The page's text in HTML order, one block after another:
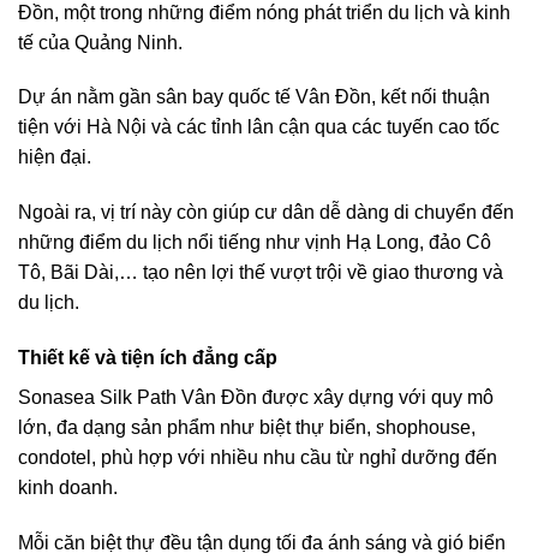
Đồn, một trong những điểm nóng phát triển du lịch và kinh
tế của Quảng Ninh.
Dự án nằm gần sân bay quốc tế Vân Đồn, kết nối thuận
tiện với Hà Nội và các tỉnh lân cận qua các tuyến cao tốc
hiện đại.
Ngoài ra, vị trí này còn giúp cư dân dễ dàng di chuyển đến
những điểm du lịch nổi tiếng như vịnh Hạ Long, đảo Cô
Tô, Bãi Dài,… tạo nên lợi thế vượt trội về giao thương và
du lịch.
Thiết kế và tiện ích đẳng cấp
Sonasea Silk Path Vân Đồn được xây dựng với quy mô
lớn, đa dạng sản phẩm như biệt thự biển, shophouse,
condotel, phù hợp với nhiều nhu cầu từ nghỉ dưỡng đến
kinh doanh.
Mỗi căn biệt thự đều tận dụng tối đa ánh sáng và gió biển